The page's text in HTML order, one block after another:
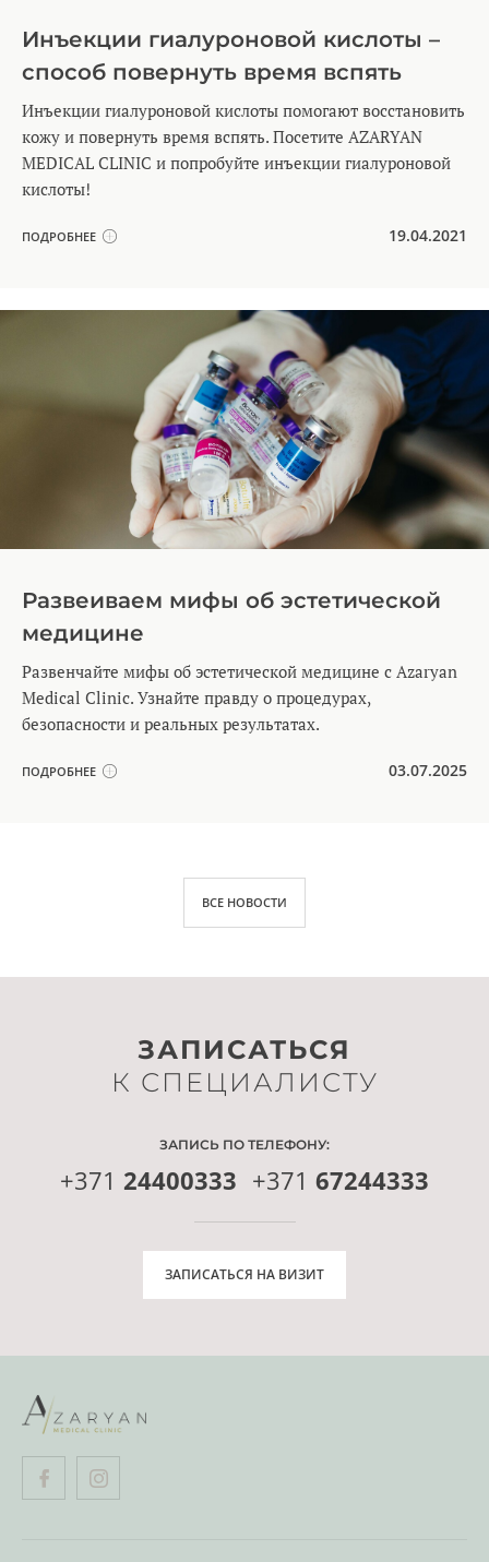
Инъекции гиалуроновой кислоты –
способ повернуть время вспять
Инъекции гиалуроновой кислоты помогают восстановить
кожу и повернуть время вспять. Посетите AZARYAN
MEDICAL CLINIC и попробуйте инъекции гиалуроновой
кислоты!
ПОДРОБНЕЕ 19.04.2021
Развеиваем мифы об эстетической
медицине
Развенчайте мифы об эстетической медицине с Azaryan
Medical Clinic. Узнайте правду о процедурах,
безопасности и реальных результатах.
ПОДРОБНЕЕ 03.07.2025
ВСЕ НОВОСТИ
ЗАПИСАТЬСЯ
К СПЕЦИАЛИСТУ
ЗАПИСЬ ПО ТЕЛЕФОНУ:
+371 24400333 +371 67244333
ЗАПИСАТЬСЯ НА ВИЗИТ